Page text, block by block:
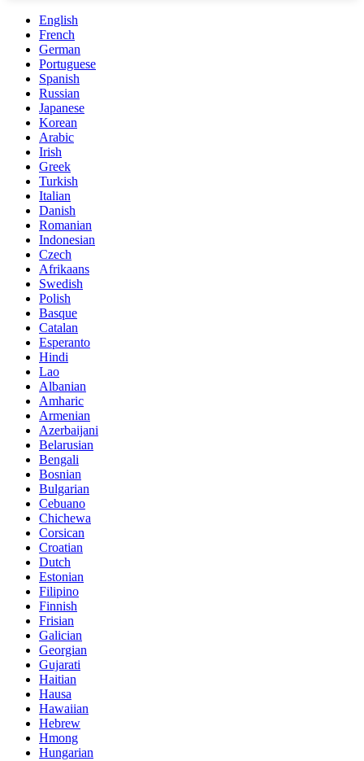
English
French
German
Portuguese
Spanish
Russian
Japanese
Korean
Arabic
Irish
Greek
Turkish
Italian
Danish
Romanian
Indonesian
Czech
Afrikaans
Swedish
Polish
Basque
Catalan
Esperanto
Hindi
Lao
Albanian
Amharic
Armenian
Azerbaijani
Belarusian
Bengali
Bosnian
Bulgarian
Cebuano
Chichewa
Corsican
Croatian
Dutch
Estonian
Filipino
Finnish
Frisian
Galician
Georgian
Gujarati
Haitian
Hausa
Hawaiian
Hebrew
Hmong
Hungarian